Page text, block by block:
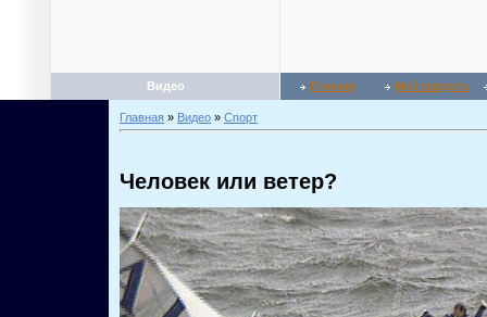
Видео Главная Мой профиль
Главная » Видео » Спорт
Человек или ветер?